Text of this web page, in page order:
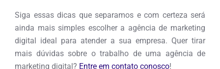
Siga essas dicas que separamos e com certeza será
ainda mais simples escolher a agência de marketing
digital ideal para atender a sua empresa. Quer tirar
mais dúvidas sobre o trabalho de uma agência de
marketing digital? Entre em contato conosco!